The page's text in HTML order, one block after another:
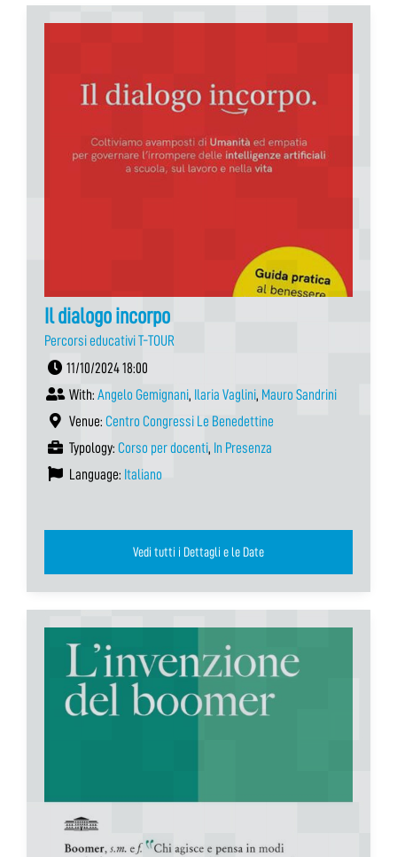
Il dialogo incorpo
Percorsi educativi T-TOUR
11/10/2024 18:00
With: Angelo Gemignani, Ilaria Vaglini, Mauro Sandrini
Venue: Centro Congressi Le Benedettine
Typology: Corso per docenti, In Presenza
Language: Italiano
Vedi tutti i Dettagli e le Date